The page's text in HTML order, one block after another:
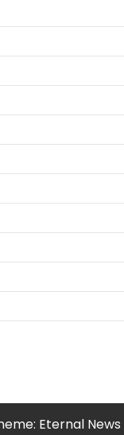
Eternal News